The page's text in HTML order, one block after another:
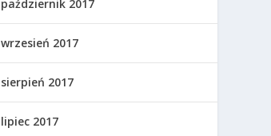
październik 2017
wrzesień 2017
sierpień 2017
lipiec 2017